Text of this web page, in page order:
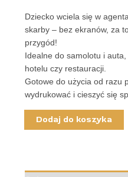
Dziecko wciela się w
skarby – bez ekranów, za
przygód!
Idealne do samolotu i
hotelu czy restauracji.
Gotowe do użycia od razu
wydrukować i cieszyć się
Dodaj do koszyka